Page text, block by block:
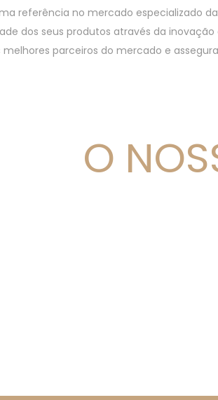
referência no mercado especializado
dos seus produtos através da inovação
parceiros do mercado e
O